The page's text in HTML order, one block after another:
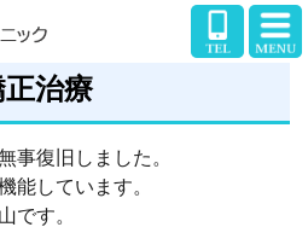
治療
事復旧しました。
能しています。
です。